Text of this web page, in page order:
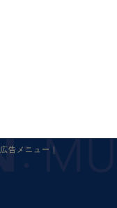
広告メニュー